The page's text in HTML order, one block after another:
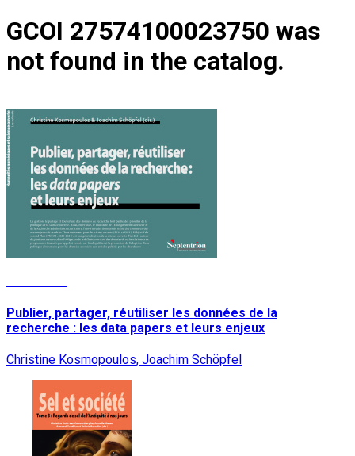
GCOI 27574100023750 was
not found in the catalog.
Publier, partager, réutiliser les données de la
recherche : les data papers et leurs enjeux
Christine Kosmopoulos, Joachim Schöpfel